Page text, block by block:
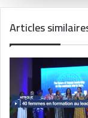
Articles